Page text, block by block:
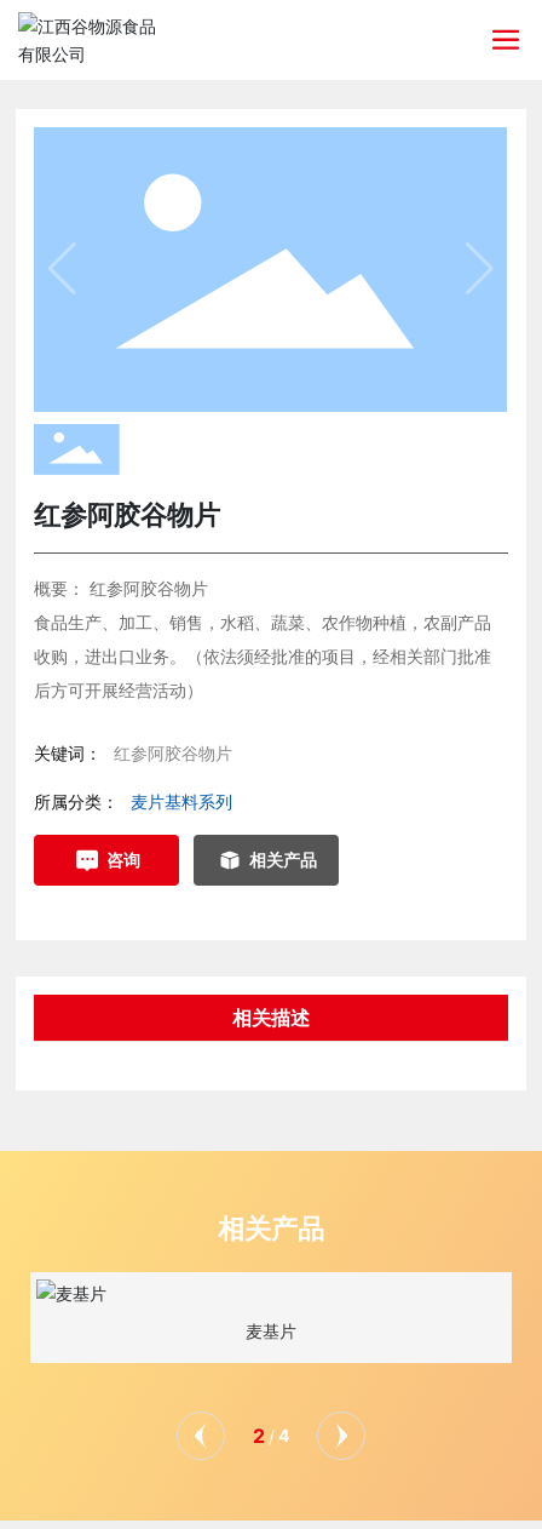
红参阿胶谷物片
概要： 红参阿胶谷物片
食品生产、加工、销售，水稻、蔬菜、农作物种植，农副产品
收购，进出口业务。（依法须经批准的项目，经相关部门批准
后方可开展经营活动）
关键词： 红参阿胶谷物片
所属分类： 麦片基料系列
咨询 相关产品
相关描述
相关产品
麦基片
2 /4